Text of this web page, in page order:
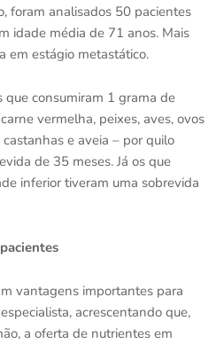
foram analisados 50 pacientes
idade média de 71 anos. Mais
em estágio metastático.
que consumiram 1 grama de
vermelha, peixes, aves, ovos
e aveia – por quilo
de 35 meses. Já os que
inferior tiveram uma sobrevida
vantagens importantes para
acrescentando que,
a oferta de nutrientes em